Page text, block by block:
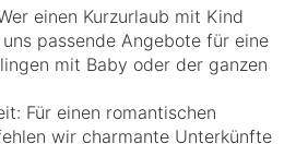
einen Kurzurlaub mit Kind
passende Angebote für eine
mit Baby oder der ganzen
Für einen romantischen
wir charmante Unterkünfte